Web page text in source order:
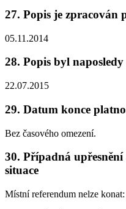
27. Popis je zpracován
05.11.2014
28. Popis byl
22.07.2015
29. Datum konce
Bez časového omezení.
30. Případná
situace
Místní referendum nelze konat: